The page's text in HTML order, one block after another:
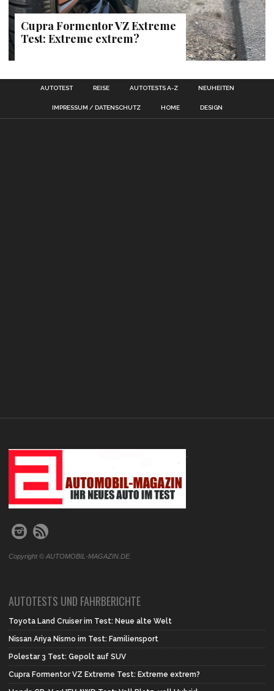
Cupra Formentor VZ Extreme
Test: Extreme extrem?
AUTOTEST REISE AUTOTESTS A-Z NEUHEITEN
IMPRESSUM / DATENSCHUTZ HOME DESIGN
.
Copyright © AUTOMOBIL-MAGAZIN.DE.
AUTOTESTS UND FAHRBERICHTE
Toyota Land Cruiser im Test: Neue alte Welt
Nissan Ariya Nismo im Test: Familiensport
Polestar 3 Test: Gepolt auf SUV
Cupra Formentor VZ Extreme Test: Extreme extrem?